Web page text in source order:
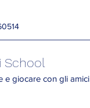
School
e giocare con gli amici